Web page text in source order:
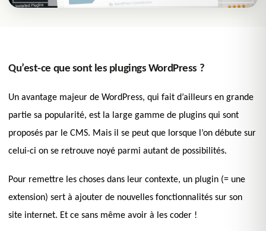
Qu’est-ce que sont les plugings WordPress ?
Un avantage majeur de WordPress, qui fait d’ailleurs en grande
partie sa popularité, est la large gamme de plugins qui sont
proposés par le CMS. Mais il se peut que lorsque l’on débute sur
celui-ci on se retrouve noyé parmi autant de possibilités.
Pour remettre les choses dans leur contexte, un plugin (= une
extension) sert à ajouter de nouvelles fonctionnalités sur son
site internet. Et ce sans même avoir à les coder !